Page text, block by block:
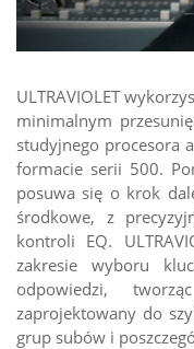
ULTRAVIOLET
minimalnym
studyjnego procesora
formacie serii 500.
posuwa się o krok
środkowe, z
kontroli EQ.
zakresie wyboru
odpowiedzi,
zaprojektowany do
grup subów i